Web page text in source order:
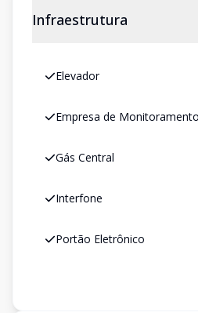
Infraestrutura
Elevador
Empresa de Monitoramento
Gás Central
Interfone
Portão Eletrônico